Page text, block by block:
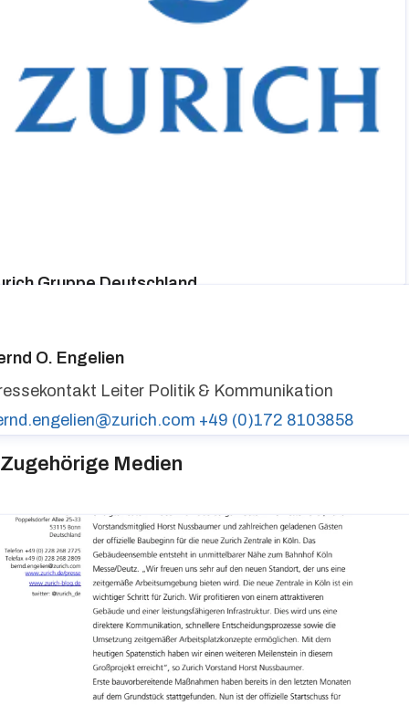
Gruppe Deutschland
O. Engelien
Leiter Politik & Kommunikation
+49 (0)172 8103858
Zugehörige Medien